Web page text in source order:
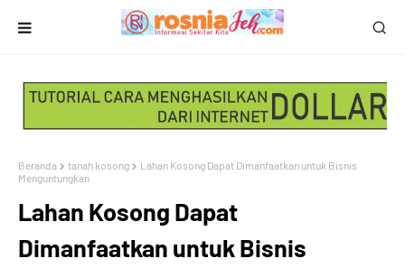
Beranda tanah kosong
Lahan Kosong Dapat Dimanfaatkan untuk Bisnis
Menguntungkan
Lahan Kosong Dapat
Dimanfaatkan untuk Bisnis